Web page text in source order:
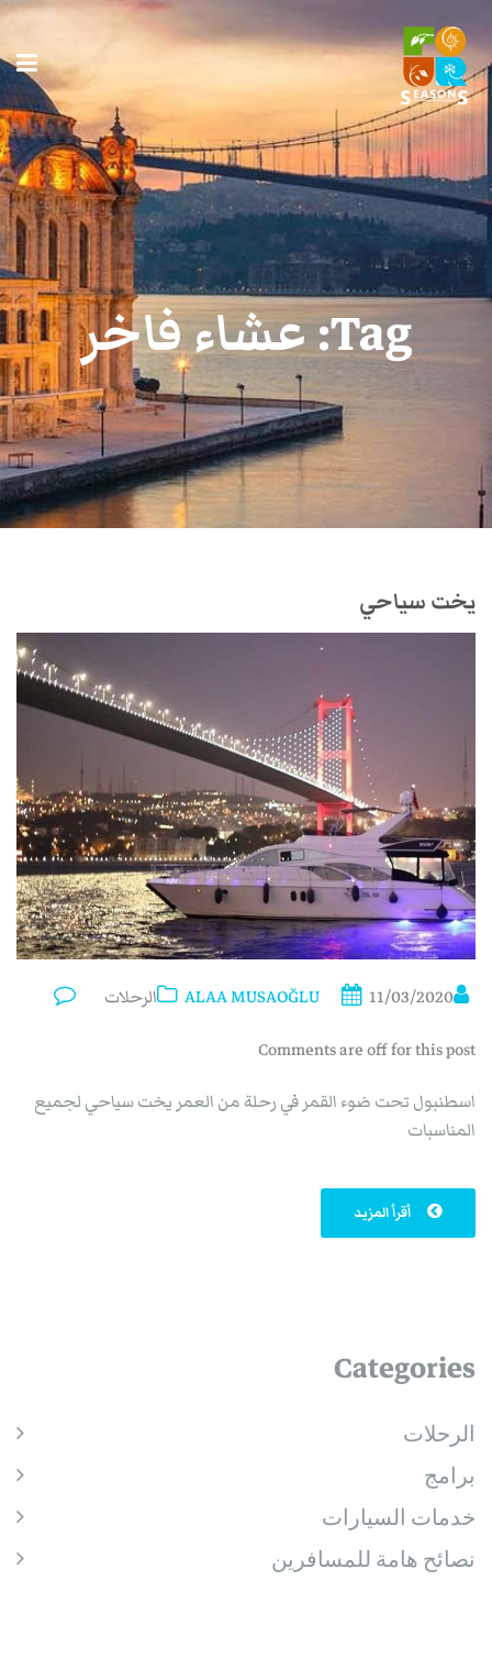
Tag: عشاء فاخر
يخت سياحي
ALAA MUSAOĞLU 11/03/2020
الرحلات
Comments are off for this post
اسطنبول تحت ضوء القمر في رحلة من العمر يخت سياحي لجميع
المناسبات
أقرأ المزيد
Categories
الرحلات
برامج
خدمات السيارات
نصائح هامة للمسافرين